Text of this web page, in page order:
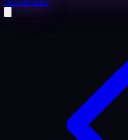
Herunterladen